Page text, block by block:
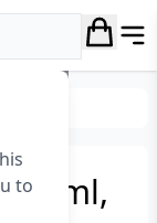
to
ml,